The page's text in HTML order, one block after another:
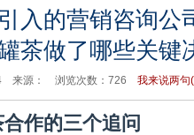
入的营销咨询公
茶做了哪些关键
来源： 浏览次数： 726 我来说两句(
作的三个追问